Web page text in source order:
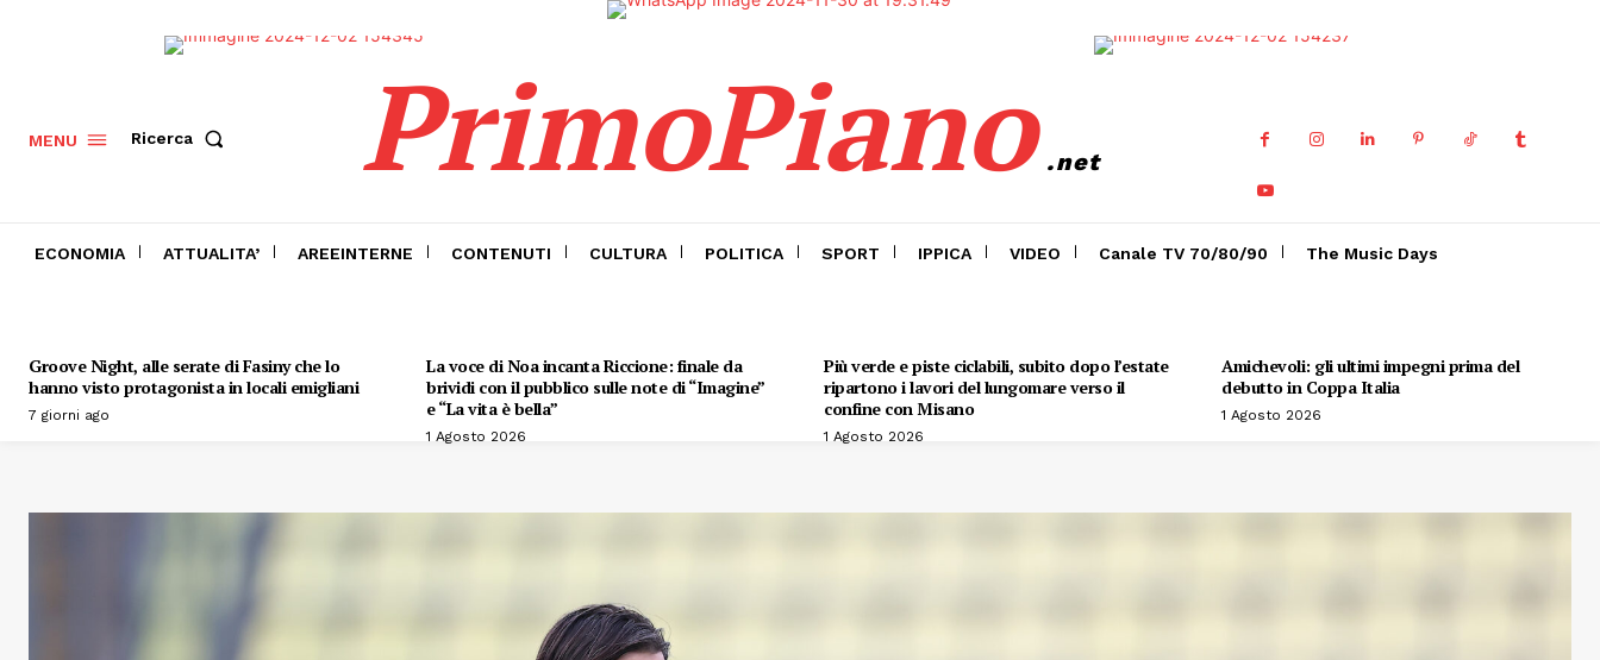
MENU Ricerca PrimoPiano .net
ECONOMIA ATTUALITA’ AREEINTERNE CONTENUTI CULTURA POLITICA SPORT IPPICA VIDEO Canale TV 70/80/90 The Music Days
Groove Night, alle serate di Fasiny che lo
hanno visto protagonista in locali emigliani
7 giorni ago
La voce di Noa incanta Riccione: finale da
brividi con il pubblico sulle note di “Imagine”
e “La vita è bella”
1 Agosto 2026
Più verde e piste ciclabili, subito dopo l’estate
ripartono i lavori del lungomare verso il
confine con Misano
1 Agosto 2026
Amichevoli: gli ultimi impegni prima del
debutto in Coppa Italia
1 Agosto 2026